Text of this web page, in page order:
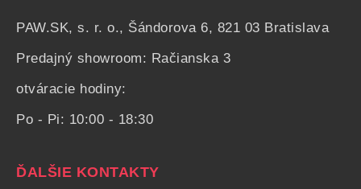
PAW.SK, s. r. o., Šándorova 6, 821 03 Bratislava
Predajný showroom: Račianska 3
otváracie hodiny:
Po - Pi: 10:00 - 18:30
ĎALŠIE KONTAKTY